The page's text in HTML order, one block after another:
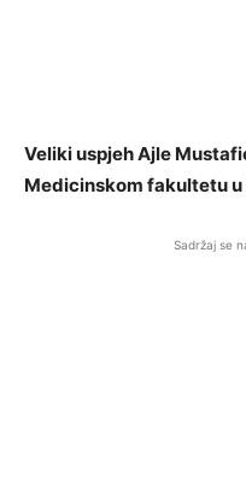
Veliki uspjeh Ajle
Medicinskom fakultetu u
Sadržaj se